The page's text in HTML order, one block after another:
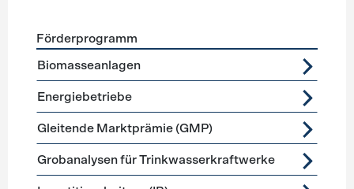
Förderprogramme
Förderprogramm
Biomasseanlagen
Energiebetriebe
Gleitende Marktprämie (GMP)
Grobanalysen für Trinkwasserkraftwerke